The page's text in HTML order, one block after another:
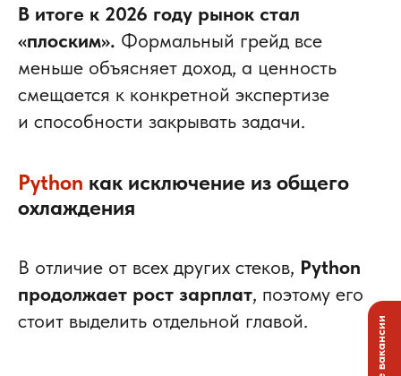
В итоге к 2026 году рынок стал
«плоским». Формальный грейд все
меньше объясняет доход, а ценность
смещается к конкретной экспертизе
и способности закрывать задачи.
Python как исключение из общего
охлаждения
В отличие от всех других стеков, Python
продолжает рост зарплат, поэтому его
стоит выделить отдельной главой.